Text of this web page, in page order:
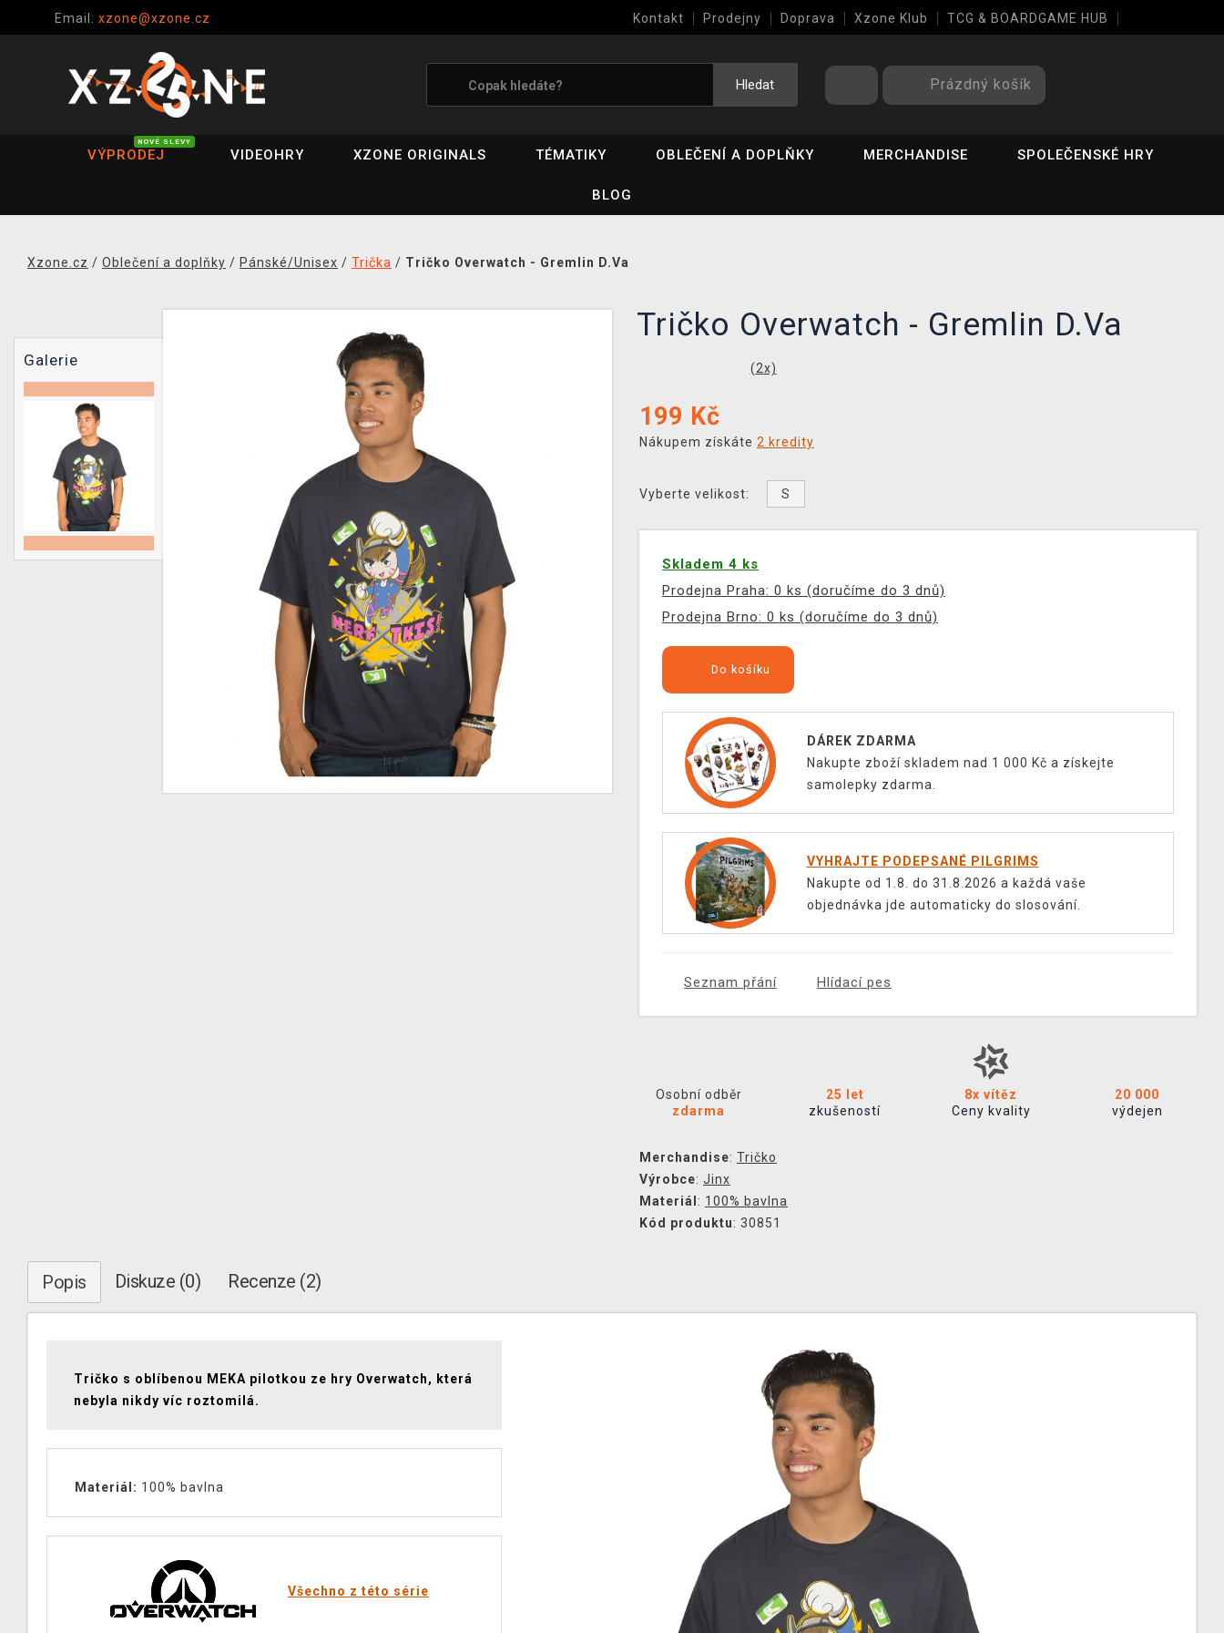
Email: xzone@xzone.cz Kontakt Prodejny Doprava Xzone Klub TCG & BOARDGAME HUB
Hledat Prázdný košík
VÝPRODEJ
NOVÉ SLEVY
VIDEOHRY XZONE ORIGINALS TÉMATIKY OBLEČENÍ A DOPLŇKY MERCHANDISE SPOLEČENSKÉ HRY
BLOG
Xzone.cz / Oblečení a doplňky / Pánské/Unisex / Trička / Tričko Overwatch - Gremlin D.Va
Galerie
Tričko Overwatch - Gremlin D.Va
(2x)
199 Kč
Nákupem získáte 2 kredity
Vyberte velikost: S
Skladem 4 ks
Prodejna Praha: 0 ks (doručíme do 3 dnů)
Prodejna Brno: 0 ks (doručíme do 3 dnů)
Do košíku
DÁREK ZDARMA
Nakupte zboží skladem nad 1 000 Kč a získejte
samolepky zdarma.
VYHRAJTE PODEPSANÉ PILGRIMS
Nakupte od 1.8. do 31.8.2026 a každá vaše
objednávka jde automaticky do slosování.
Seznam přání Hlídací pes
Osobní odběr
zdarma
25 let
zkušeností
8x vítěz
Ceny kvality
20 000
výdejen
Merchandise: Tričko
Výrobce: Jinx
Materiál : 100% bavlna
Kód produktu: 30851
Popis Diskuze (0) Recenze (2)
Tričko s oblíbenou MEKA pilotkou ze hry Overwatch, která
nebyla nikdy víc roztomilá.
Materiál: 100% bavlna
Všechno z této série